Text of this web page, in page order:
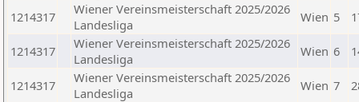
1214317
Wiener Vereinsmeisterschaft 2025/2026
Landesliga
Wien 5
1214317
Wiener Vereinsmeisterschaft 2025/2026
Landesliga
Wien 6
1214317
Wiener Vereinsmeisterschaft 2025/2026
Landesliga
Wien 7